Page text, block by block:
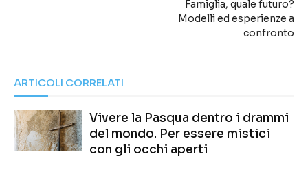
Famiglia, quale futuro?
Modelli ed esperienze a
confronto
ARTICOLI CORRELATI
Vivere la Pasqua dentro i drammi
del mondo. Per essere mistici
con gli occhi aperti